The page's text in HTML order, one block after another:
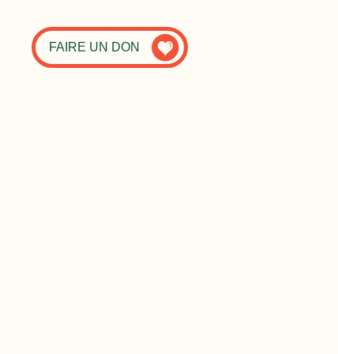
FAIRE UN DON